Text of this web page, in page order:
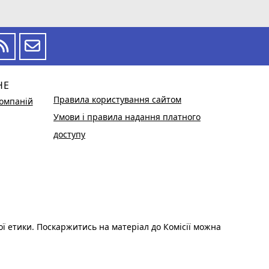
Правила користування сайтом
Умови і правила надання платного
доступу
етики. Поскаржитись на матеріал до Комісії можна